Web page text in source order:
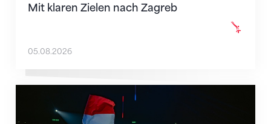
Mit klaren Zielen nach Zagreb
05.08.2026
Team Frankreich ist komplett